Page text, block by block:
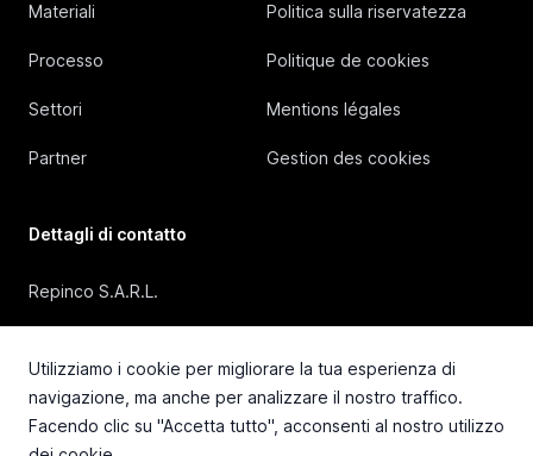
Utilizziamo i cookie per migliorare la tua esperienza di
navigazione, ma anche per analizzare il nostro traffico.
Facendo clic su "Accetta tutto", acconsenti al nostro utilizzo
Materiali
Processo
Settori
Partner
Politica sulla riservatezza
Politique de cookies
Mentions légales
Gestion des cookies
Dettagli di contatto
Repinco S.A.R.L.
+33 4 72 36 87 87
contact@repinco.com